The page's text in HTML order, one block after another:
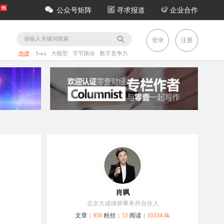
公众号矩阵 寻求报道 企业合作
热搜 :Sora 大模型 字节跳动 数字竞争力
登录 注册
肖飒
北京大成律师事务所合伙人
文章： 950 粉丝： 53 阅读： 10334.4k